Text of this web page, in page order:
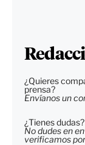
¿Quieres
prensa?
Envíanos un
¿Tienes
No dudes en
verificamos